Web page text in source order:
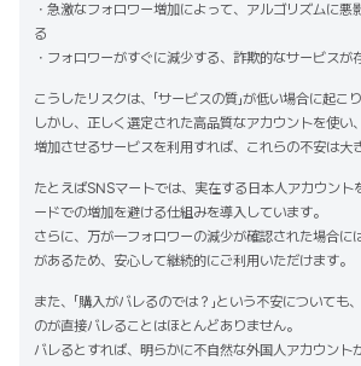
・急激なフォロワー増加によって、アルゴリズムに悪
る
・フォロワーがすぐに減少する、詐欺的なサービスが
こうしたリスクは、「サービスの質」が低い場合に起こ
しかし、正しく選定された高品質なアカウントを使い
増加させるサービスを利用すれば、これらの不安は大
たとえばSNSマートでは、実在する日本人アカウント
ードでの増加を避ける仕組みを導入しています。
さらに、万が一フォロワーの減少が確認された場合
があるため、安心して継続的にご利用いただけます。
また、「購入がバレるのでは？」という不安についても
のが直接バレることはほとんどありません。
バレるとすれば、明らかに不自然な外国人アカウント